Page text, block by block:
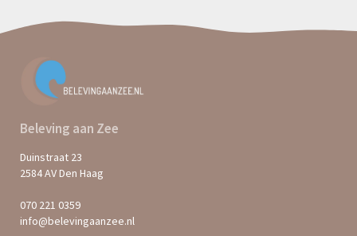
Beleving aan Zee
Duinstraat 23
2584 AV Den Haag
070 221 0359
info@belevingaanzee.nl